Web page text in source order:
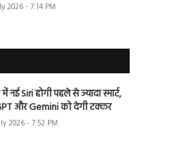
2026 - 7:14 PM
नई Siri होगी पहले से ज्यादा स्मार्ट,
और Gemini को देगी टक्कर
2026 - 7:52 PM